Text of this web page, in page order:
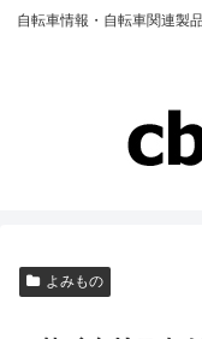
自転車情報・自転車関連製
よみもの